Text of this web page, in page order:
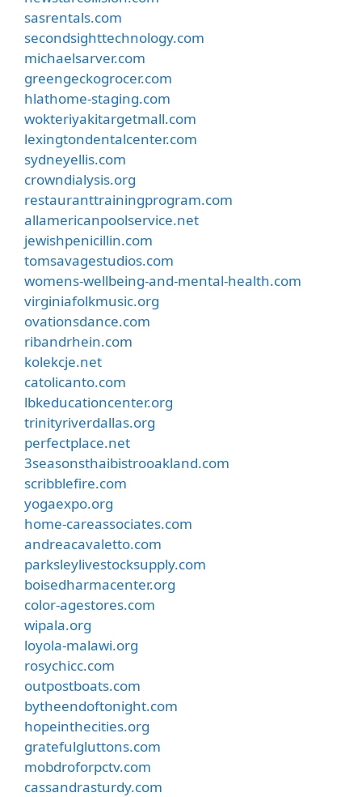
sasrentals.com
secondsighttechnology.com
michaelsarver.com
greengeckogrocer.com
hlathome-staging.com
wokteriyakitargetmall.com
lexingtondentalcenter.com
sydneyellis.com
crowndialysis.org
restauranttrainingprogram.com
allamericanpoolservice.net
jewishpenicillin.com
tomsavagestudios.com
womens-wellbeing-and-mental-health.com
virginiafolkmusic.org
ovationsdance.com
ribandrhein.com
kolekcje.net
catolicanto.com
lbkeducationcenter.org
trinityriverdallas.org
perfectplace.net
3seasonsthaibistrooakland.com
scribblefire.com
yogaexpo.org
home-careassociates.com
andreacavaletto.com
parksleylivestocksupply.com
boisedharmacenter.org
color-agestores.com
wipala.org
loyola-malawi.org
rosychicc.com
outpostboats.com
bytheendoftonight.com
hopeinthecities.org
gratefulgluttons.com
mobdroforpctv.com
cassandrasturdy.com